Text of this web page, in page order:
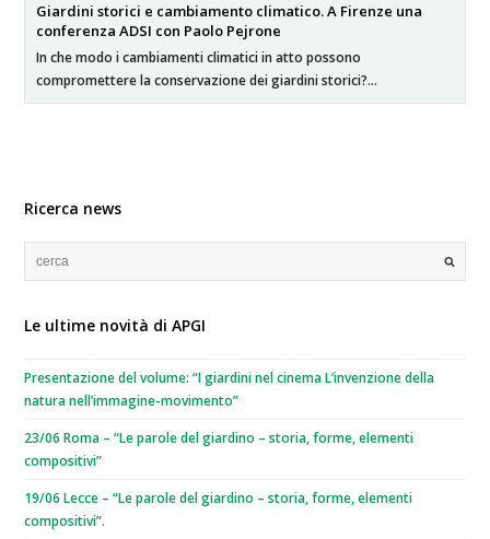
Giardini storici e cambiamento climatico. A Firenze una
conferenza ADSI con Paolo Pejrone
In che modo i cambiamenti climatici in atto possono
compromettere la conservazione dei giardini storici?…
Ricerca news
Le ultime novità di APGI
Presentazione del volume: “I giardini nel cinema L’invenzione della
natura nell’immagine-movimento”
23/06 Roma – “Le parole del giardino – storia, forme, elementi
compositivi”
19/06 Lecce – “Le parole del giardino – storia, forme, elementi
compositivi”.